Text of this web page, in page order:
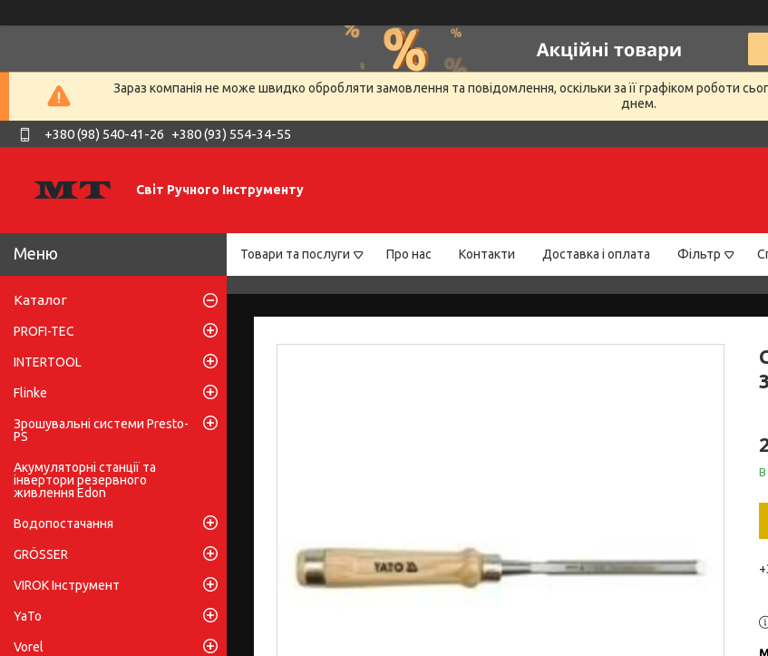
Зараз компанія не може швидко обробляти замовлення та повідомлення, оскільки за її графіком роботи
днем.
+380 (98) 540-41-26 +380 (93) 554-34-55
Світ Ручного Інструменту
Товари та послуги Про нас Контакти Доставка і оплата Фільтр
В
Каталог
PROFI-TEC
INTERTOOL
Flinke
Зрошувальні системи Presto-
PS
Акумуляторні станції та
інвертори резервного
живлення Edon
Водопостачання
GRÖSSER
VIROK Інструмент
YaTo
Vorel